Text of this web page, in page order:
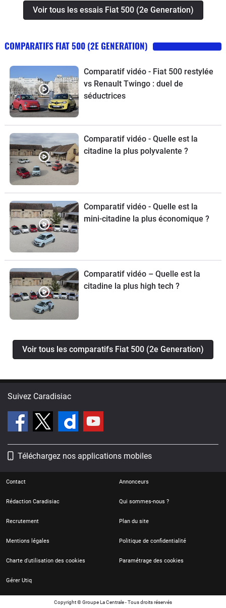
Voir tous les essais Fiat 500 (2e Generation)
COMPARATIFS FIAT 500 (2E GENERATION)
Comparatif vidéo - Fiat 500 restylée
vs Renault Twingo : duel de
séductrices
Comparatif vidéo - Quelle est la
citadine la plus polyvalente ?
Comparatif vidéo - Quelle est la
mini-citadine la plus économique ?
Comparatif vidéo – Quelle est la
citadine la plus high tech ?
Voir tous les comparatifs Fiat 500 (2e Generation)
Suivez Caradisiac
Téléchargez nos applications mobiles
Contact Annonceurs
Rédaction Caradisiac Qui sommes-nous ?
Recrutement Plan du site
Mentions légales Politique de confidentialité
Charte d'utilisation des cookies Paramétrage des cookies
Gérer Utiq
Copyright © Groupe La Centrale - Tous droits réservés